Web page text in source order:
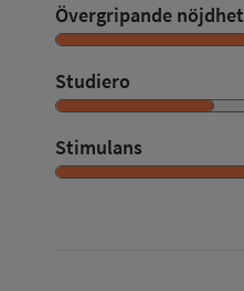
Övergripande nöjdhet
Studiero
Stimulans